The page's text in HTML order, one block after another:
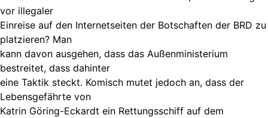
vor illegaler
Einreise auf den Internetseiten der Botschaften der BRD zu
platzieren? Man
kann davon ausgehen, dass das Außenministerium
bestreitet, dass dahinter
eine Taktik steckt. Komisch mutet jedoch an, dass der
Lebensgefährte von
Katrin Göring-Eckardt ein Rettungsschiff auf dem